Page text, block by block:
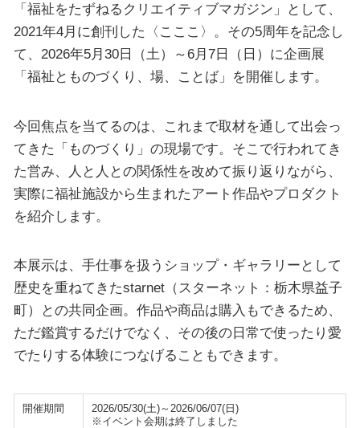
「福祉をたずねるクリエイティブマガジン」として、
2021年4月に創刊した〈こここ〉。その5周年を記念し
て、2026年5月30日（土）～6月7日（日）に企画展
「福祉とものづくり、場、ことば」を開催します。
今回焦点を当てるのは、これまで取材を通して出会っ
てきた「ものづくり」の現場です。そこで行われてき
た営み、人と人との関係性を改めて振り返りながら、
実際に福祉施設から生まれたアート作品やプロダクト
を紹介します。
本展示は、手仕事を扱うショップ・ギャラリーとして
歴史を重ねてきたstarnet（スターネット：栃木県益子
町）との共同企画。作品や商品は購入もできるため、
ただ鑑賞するだけでなく、その後の日常で使ったり愛
でたりする体験につなげることもできます。
開催期間
2026/05/30(土)～2026/06/07(日)
※イベント会期は終了しました